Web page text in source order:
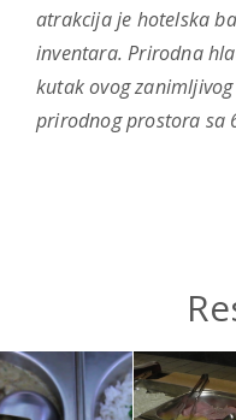
atrakcija je hotelska
inventara. Prirodna
kutak ovog
prirodnog prostora sa